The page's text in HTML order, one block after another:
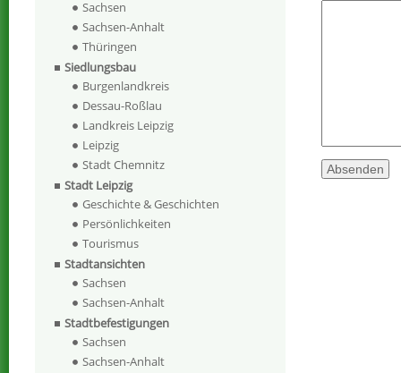
Sachsen
Sachsen-Anhalt
Thüringen
Siedlungsbau
Burgenlandkreis
Dessau-Roßlau
Landkreis Leipzig
Leipzig
Stadt Chemnitz
Stadt Leipzig
Geschichte & Geschichten
Persönlichkeiten
Tourismus
Stadtansichten
Sachsen
Sachsen-Anhalt
Stadtbefestigungen
Sachsen
Sachsen-Anhalt